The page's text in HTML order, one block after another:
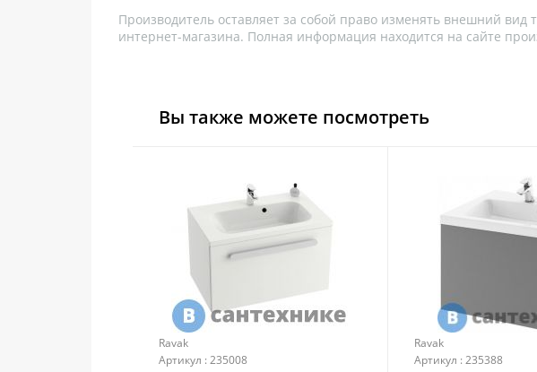
Производитель оставляет за собой право изменять внешний вид
интернет-магазина. Полная информация находится на сайте
Вы также можете посмотреть
Ravak
Артикул : 235008
Ravak
Артикул : 235388